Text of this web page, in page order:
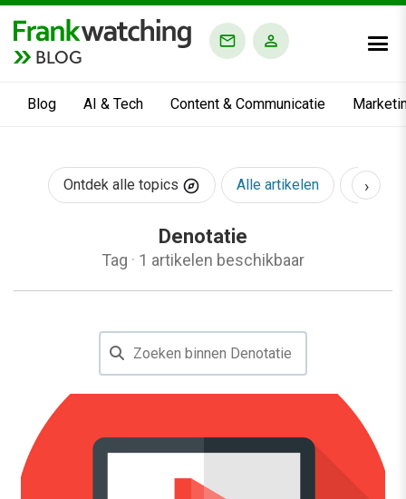
BLOG
Blog AI & Tech Content & Communicatie
Ontdek alle topics Alle artikelen AI &
›
Denotatie
Tag · 1 artikelen beschikbaar